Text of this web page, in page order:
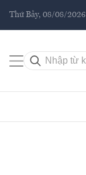
Thứ Bảy, 08/08/2026